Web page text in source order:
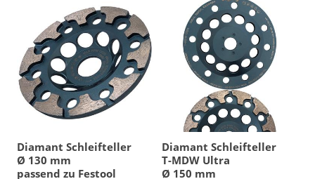
Diamant Schleifteller
Ø 130 mm
passend zu Festool
Diamant Schleifteller
T-MDW Ultra
Ø 150 mm